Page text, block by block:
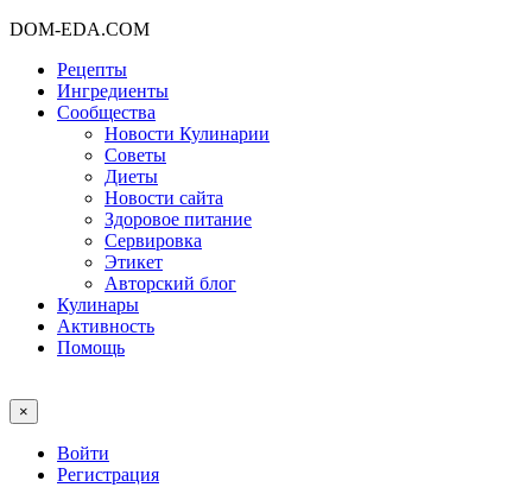
DOM-EDA.COM
Рецепты
Ингредиенты
Сообщества
Новости Кулинарии
Советы
Диеты
Новости сайта
Здоровое питание
Сервировка
Этикет
Авторский блог
Кулинары
Активность
Помощь
×
Войти
Регистрация